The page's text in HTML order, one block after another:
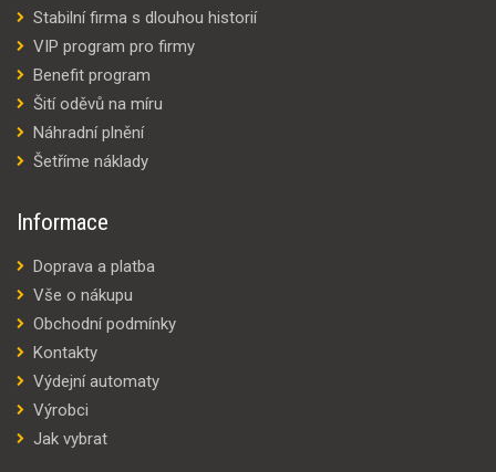
Stabilní firma s dlouhou historií
VIP program pro firmy
Benefit program
Šití oděvů na míru
Náhradní plnění
Šetříme náklady
Informace
Doprava a platba
Vše o nákupu
Obchodní podmínky
Kontakty
Výdejní automaty
Výrobci
Jak vybrat